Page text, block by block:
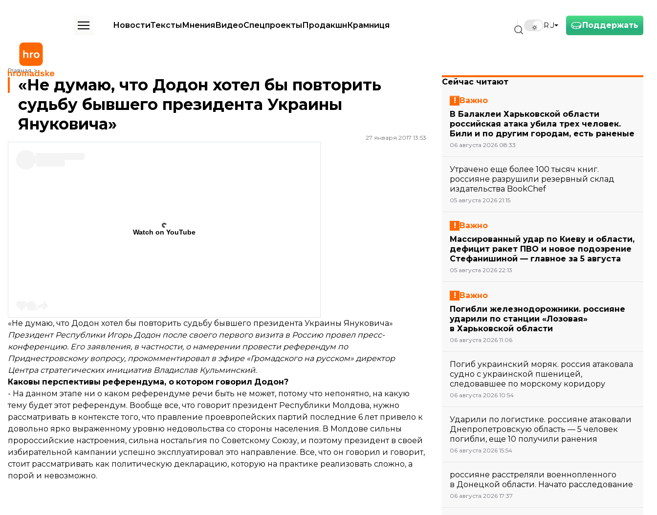
Поддержать
RU
НовостиТекстыМненияВидеоСпецпроектыПродакшнКрамниця
Главная
«Не думаю, что Додон хотел бы повторить судьбу бывшего президента Украины Януковича»
«Не думаю, что Додон хотел бы повторить
судьбу бывшего президента Украины
Януковича»
27 января 2017 13:53
Watch on YouTube
«Не думаю, что Додон хотел бы повторить судьбу бывшего президента Украины Януковича»
Президент Республики Игорь Додон после своего первого визита в Россию провел пресс-
конференцию. Его заявления, в частности, о намерении провести референдум по
Приднестровскому вопросу, прокомментировал в эфире «Громадского на русском» директор
Центра стратегических инициатив Владислав Кульминский.
Каковы перспективы референдума, о котором говорил Додон?
- На данном этапе ни о каком референдуме речи быть не может, потому что непонятно, на какую
тему будет этот референдум. Вообще все, что говорит президент Республики Молдова, нужно
рассматривать в контексте того, что правление проевропейских партий последние 6 лет привело к
довольно ярко выраженному уровню недовольства со стороны населения. В Молдове сильны
пророссийские настроения, сильна ностальгия по Советскому Союзу, и поэтому президент в своей
избирательной кампании успешно эксплуатировал это направление. Все, что он говорил и говорит,
стоит рассматривать как политическую декларацию, которую на практике реализовать сложно, а
порой и невозможно.
Сейчас читают
Важно
В Балаклеи Харьковской области
российская атака убила трех человек.
Били и по другим городам, есть раненые
06 августа 2026 08:33
Утрачено еще более 100 тысяч книг.
россияне разрушили резервный склад
издательства BookChef
05 августа 2026 21:15
Важно
Массированный удар по Киеву и области,
дефицит ракет ПВО и новое подозрение
Стефанишиной — главное за 5 августа
05 августа 2026 22:13
Важно
Погибли железнодорожники. россияне
ударили по станции «Лозовая»
в Харьковской области
06 августа 2026 11:06
Погиб украинский моряк. россия атаковала
судно с украинской пшеницей,
следовавшее по морскому коридору
06 августа 2026 10:54
Ударили по логистике. россияне атаковали
Днепропетровскую область — 5 человек
погибли, еще 10 получили ранения
06 августа 2026 15:54
россияне расстреляли военнопленного
в Донецкой области. Начато расследование
06 августа 2026 17:37